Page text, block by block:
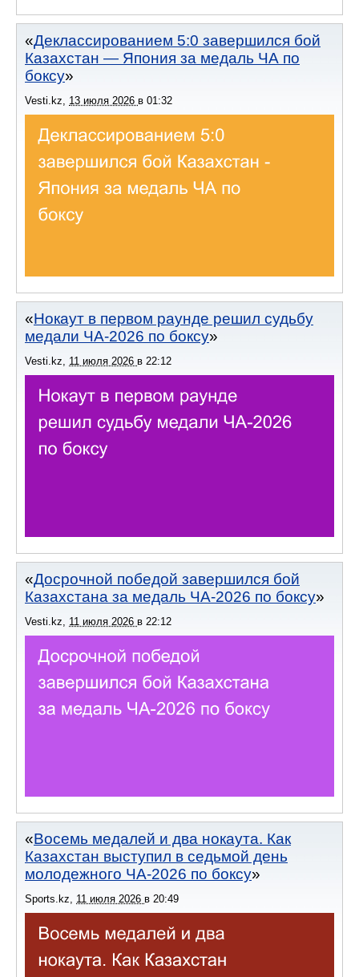
Деклассированием 5:0 завершился бой
Казахстан — Япония за медаль ЧА по
боксу
Vesti.kz 13 июля 2026 в 01:32
Нокаут в первом раунде решил судьбу
медали ЧА-2026 по боксу
Vesti.kz 11 июля 2026 в 22:12
Досрочной победой завершился бой
Казахстана за медаль ЧА-2026 по боксу
Vesti.kz 11 июля 2026 в 22:12
Восемь медалей и два нокаута. Как
Казахстан выступил в седьмой день
молодежного ЧА-2026 по боксу
Sports.kz, 11 июля 2026 в 20:49